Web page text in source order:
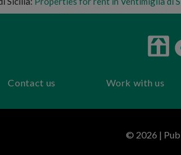
Contact us Work with us
© 2026 |